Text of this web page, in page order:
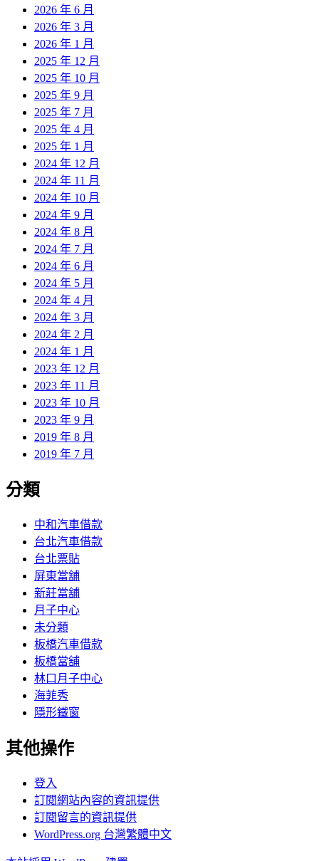
2026 年 6 月
2026 年 3 月
2026 年 1 月
2025 年 12 月
2025 年 10 月
2025 年 9 月
2025 年 7 月
2025 年 4 月
2025 年 1 月
2024 年 12 月
2024 年 11 月
2024 年 10 月
2024 年 9 月
2024 年 8 月
2024 年 7 月
2024 年 6 月
2024 年 5 月
2024 年 4 月
2024 年 3 月
2024 年 2 月
2024 年 1 月
2023 年 12 月
2023 年 11 月
2023 年 10 月
2023 年 9 月
2019 年 8 月
2019 年 7 月
分類
中和汽車借款
台北汽車借款
台北票貼
屏東當舖
新莊當舖
月子中心
未分類
板橋汽車借款
板橋當舖
林口月子中心
海菲秀
隱形鐵窗
其他操作
登入
訂閱網站內容的資訊提供
訂閱留言的資訊提供
WordPress.org 台灣繁體中文